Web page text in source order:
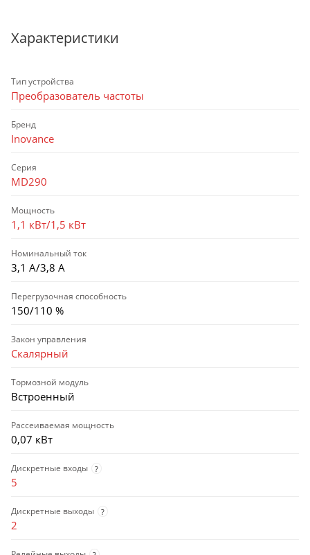
Характеристики
Тип устройства
Преобразователь частоты
Бренд
Inovance
Серия
MD290
Мощность
1,1 кВт/1,5 кВт
Номинальный ток
3,1 А/3,8 А
Перегрузочная способность
150/110 %
Закон управления
Скалярный
Тормозной модуль
Встроенный
Рассеиваемая мощность
0,07 кВт
Дискретные входы ?
5
Дискретные выходы ?
2